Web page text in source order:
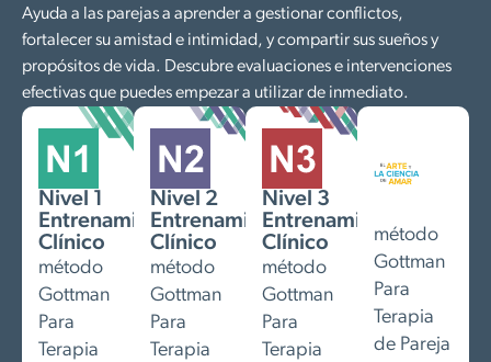
Ayuda a las parejas a aprender a gestionar conflictos,
fortalecer su amistad e intimidad, y compartir sus sueños y
propósitos de vida. Descubre evaluaciones e intervenciones
efectivas que puedes empezar a utilizar de inmediato.
Nivel 1
Entrenamiento
Clínico
método
Gottman
Para
Terapia
Nivel 2
Entrenamiento
Clínico
método
Gottman
Para
Terapia
Nivel 3
Entrenamiento
Clínico
método
Gottman
Para
Terapia
método
Gottman
Para
Terapia
de Pareja